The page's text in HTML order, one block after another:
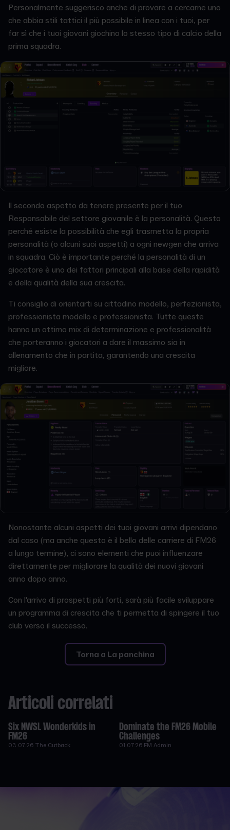
Personalmente suggerisco anche di provare a cercarne uno
che abbia stili tattici il più possibile in linea con i tuoi, per
far sì che i tuoi giovani giochino lo stesso tipo di calcio della
prima squadra.
Il secondo aspetto da tenere presente per il tuo
Responsabile del settore giovanile è la personalità. Questo
perché esiste la possibilità che egli trasmetta la propria
personalità (o alcuni suoi aspetti) a ogni newgen che arriva
in squadra. Ciò è importante perché la personalità di un
giocatore è uno dei fattori principali alla base della rapidità
e della qualità della sua crescita.
Ti consiglio di orientarti su cittadino modello, perfezionista,
professionista modello e professionista. Tutte queste
hanno un ottimo mix di determinazione e professionalità
che porteranno i giocatori a dare il massimo sia in
allenamento che in partita, garantendo una crescita
migliore.
Nonostante alcuni aspetti dei tuoi giovani arrivi dipendano
dal caso (ma anche questo è il bello delle carriere di FM26
a lungo termine), ci sono elementi che puoi influenzare
direttamente per migliorare la qualità dei nuovi giovani
anno dopo anno.
Con l'arrivo di prospetti più forti, sarà più facile sviluppare
un programma di crescita che ti permetta di spingere il tuo
club verso il successo.
Torna a La panchina
Articoli correlati
Six NWSL Wonderkids in
FM26
03.07.26 The Cutback
Dominate the FM26 Mobile
Challenges
01.07.26 FM Admin